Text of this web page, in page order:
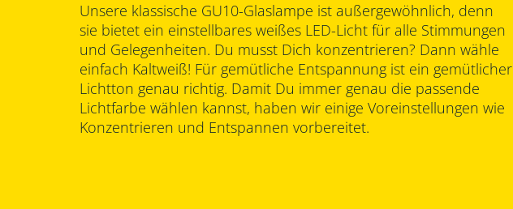
Unsere klassische GU10-Glaslampe ist außergewöhnlich, denn
sie bietet ein einstellbares weißes LED-Licht für alle Stimmungen
und Gelegenheiten. Du musst Dich konzentrieren? Dann wähle
einfach Kaltweiß! Für gemütliche Entspannung ist ein gemütlicher
Lichtton genau richtig. Damit Du immer genau die passende
Lichtfarbe wählen kannst, haben wir einige Voreinstellungen wie
Konzentrieren und Entspannen vorbereitet.